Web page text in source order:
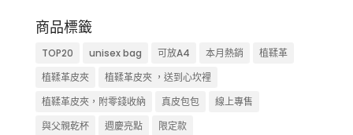
商品標籤
TOP20 unisex bag 可放A4 本月熱銷
植鞣革
植鞣革皮夾
植鞣革皮夾 ，送到心坎裡
植鞣革皮夾，附零錢收納
真皮包包
線上專售
與父親乾杯
週慶亮點 限定款